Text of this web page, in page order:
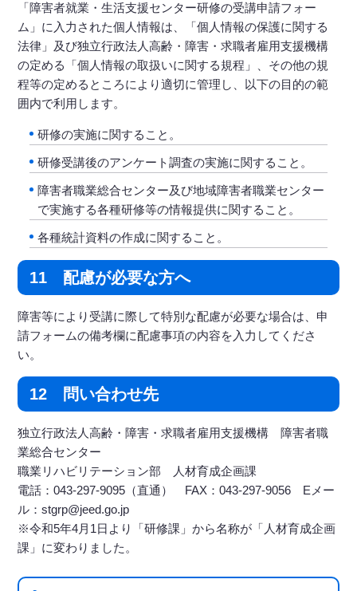
「障害者就業・生活支援センター研修の受講申請フォー
ム」に入力された個人情報は、「個人情報の保護に関する
法律」及び独立行政法人高齢・障害・求職者雇用支援機構
の定める「個人情報の取扱いに関する規程」、その他の規
程等の定めるところにより適切に管理し、以下の目的の範
囲内で利用します。
研修の実施に関すること。
研修受講後のアンケート調査の実施に関すること。
障害者職業総合センター及び地域障害者職業センター
で実施する各種研修等の情報提供に関すること。
各種統計資料の作成に関すること。
11 配慮が必要な方へ
障害等により受講に際して特別な配慮が必要な場合は、申
請フォームの備考欄に配慮事項の内容を入力してくださ
い。
12 問い合わせ先
独立行政法人高齢・障害・求職者雇用支援機構 障害者職
業総合センター
職業リハビリテーション部 人材育成企画課
電話：043-297-9095（直通） FAX：043-297-9056 Eメー
ル：stgrp@jeed.go.jp
※令和5年4月1日より「研修課」から名称が「人材育成企画
課」に変わりました。